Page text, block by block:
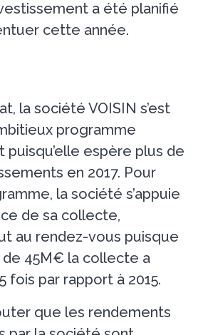
a été planifié
cette année.
la société VOISIN s’est
programme
puisqu’elle espère plus de
en 2017. Pour
la société s’appuie
de sa collecte,
au rendez-vous puisque
de 45M€ la collecte a
fois par rapport à 2015.
que les rendements